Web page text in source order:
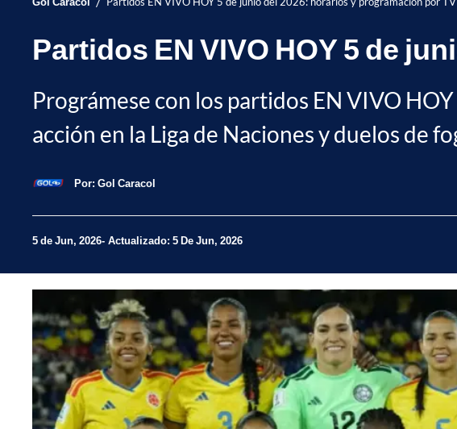
Partidos EN VIVO HOY 5 de
Prográmese con los partidos EN VIVO
acción en la Liga de Naciones y duelos de
Por: Gol Caracol
5 de Jun, 2026 Actualizado: 5 De Jun, 2026